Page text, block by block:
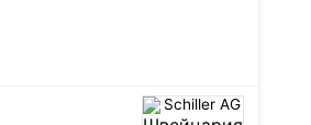
Schiller AG